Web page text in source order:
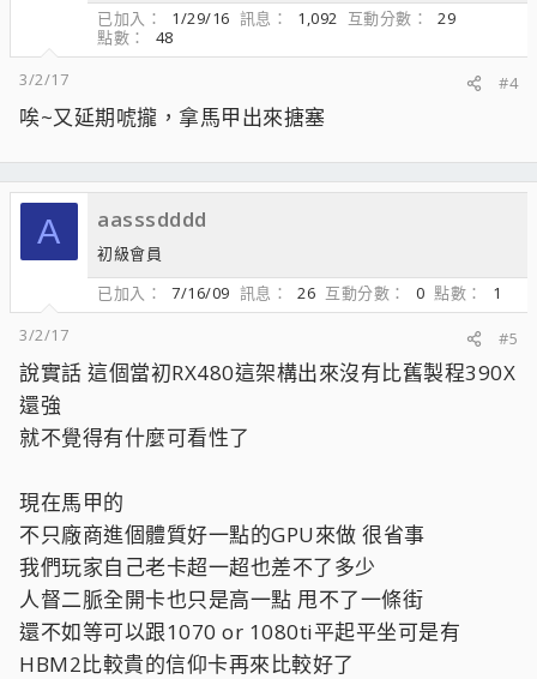
已加入
1/29/16 訊息 1,092 互動分數
29
點數
48
3/2/17
#4
唉~又延期唬攏，拿馬甲出來搪塞
A aasssdddd
初級會員
已加入
7/16/09 訊息 26 互動分數 0 點數
1
3/2/17
#5
說實話 這個當初RX480這架構出來沒有比舊製程390X
還強
就不覺得有什麼可看性了
現在馬甲的
不只廠商進個體質好一點的GPU來做 很省事
我們玩家自己老卡超一超也差不了多少
人督二脈全開卡也只是高一點 甩不了一條街
還不如等可以跟1070 or 1080ti平起平坐可是有
HBM2比較貴的信仰卡再來比較好了